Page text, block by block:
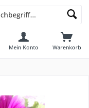
Warenkorb
Mein Konto